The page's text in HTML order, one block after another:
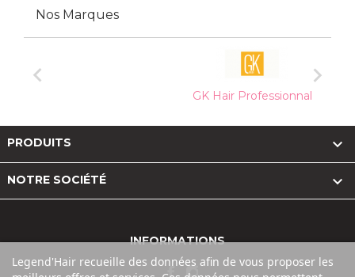
Nos Marques

GK Hair Professionnal

PRODUITS 
NOTRE SOCIÉTÉ 
Legend'Hair recueille des données afin de vous proposer les
INFORMATIONS